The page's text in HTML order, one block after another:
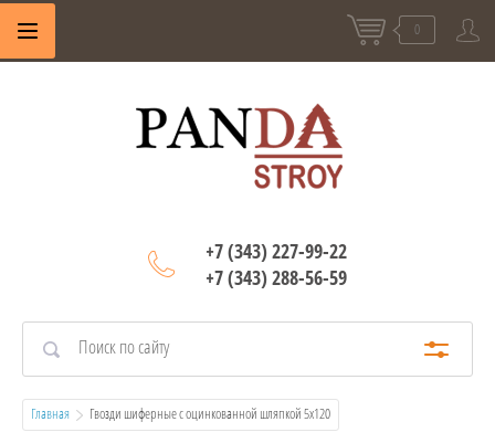
0
+7 (343) 227-99-22
+7 (343) 288-56-59
Главная
  Гвозди шиферные с оцинкованной шляпкой 5х120